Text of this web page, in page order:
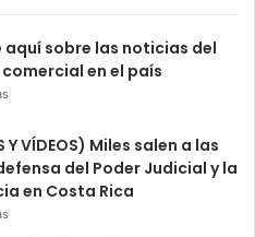
aquí sobre las noticias del
en el país
Y VÍDEOS) Miles salen a las
del Poder Judicial y la
en Costa Rica